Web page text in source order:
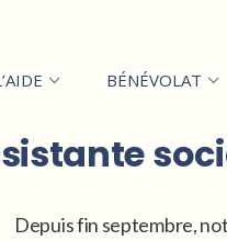
BÉNÉVOLAT
Depuis fin septembre,